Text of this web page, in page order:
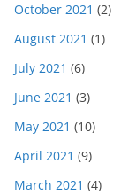
October 2021 (2)
August 2021 (1)
July 2021 (6)
June 2021 (3)
May 2021 (10)
April 2021 (9)
March 2021 (4)